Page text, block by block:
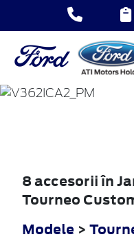
8 accesorii în
Tourneo
Modele >